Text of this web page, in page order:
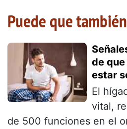
Puede que
de
estar
El
vital,
de 500 funciones en el